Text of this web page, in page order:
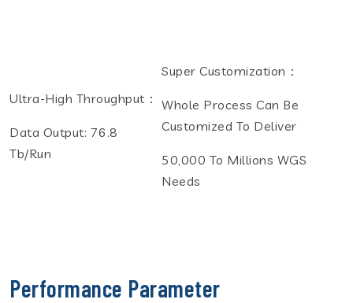
Ultra-High Throughput：
Data Output: 76.8
Tb/run
Super Customization：
Whole Process Can Be
Customized To Deliver
50,000 To Millions WGS
Needs
Performance Parameter